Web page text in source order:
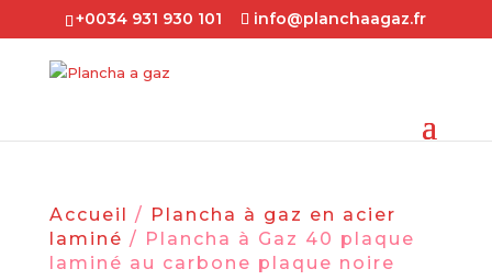
+0034 931 930 101 info@planchaagaz.fr
Accueil / Plancha à gaz en acier
laminé / Plancha à Gaz 40 plaque
laminé au carbone plaque noire